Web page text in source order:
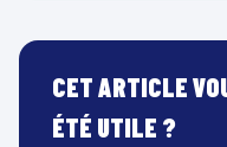
CET ARTICLE
ÉTÉ UTILE ?